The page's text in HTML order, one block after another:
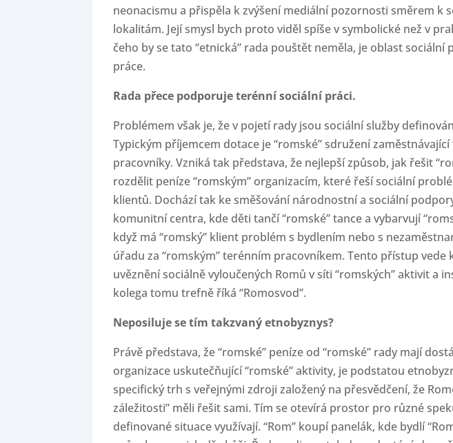
neonacismu a přispěla k zvýšení mediální pozornosti směrem k
lokalitám. Její smysl bych proto viděl spíše v symbolické než v
čeho by se tato “etnická” rada pouštět neměla, je oblast sociální
práce.
Rada přece podporuje terénní sociální práci.
Problémem však je, že v pojetí rady jsou sociální služby
Typickým příjemcem dotace je “romské” sdružení
pracovníky. Vzniká tak představa, že nejlepší způsob, jak řešit
rozdělit peníze “romským” organizacím, které řeší sociální
klientů. Dochází tak ke směšování národnostní a sociální
komunitní centra, kde děti tančí “romské” tance a vybarvují
když má “romský” klient problém s bydlením nebo s
úřadu za “romským” terénním pracovníkem. Tento přístup vede
uvěznění sociálně vyloučených Romů v síti “romských” aktivit a
kolega tomu trefně říká “Romosvod”.
Neposiluje se tím takzvaný etnobyznys?
Právě představa, že “romské” peníze od “romské” rady mají
organizace uskutečňující “romské” aktivity, je podstatou
specifický trh s veřejnými zdroji založený na přesvědčení, že
záležitosti” měli řešit sami. Tím se otevírá prostor pro různé
definované situace využívají. “Rom” koupí panelák, kde bydlí